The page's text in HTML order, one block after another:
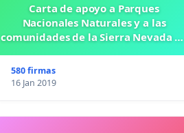
Carta de apoyo a Parques
Nacionales Naturales y a las
comunidades de la Sierra Nevada de
580 firmas
16 Jan 2019